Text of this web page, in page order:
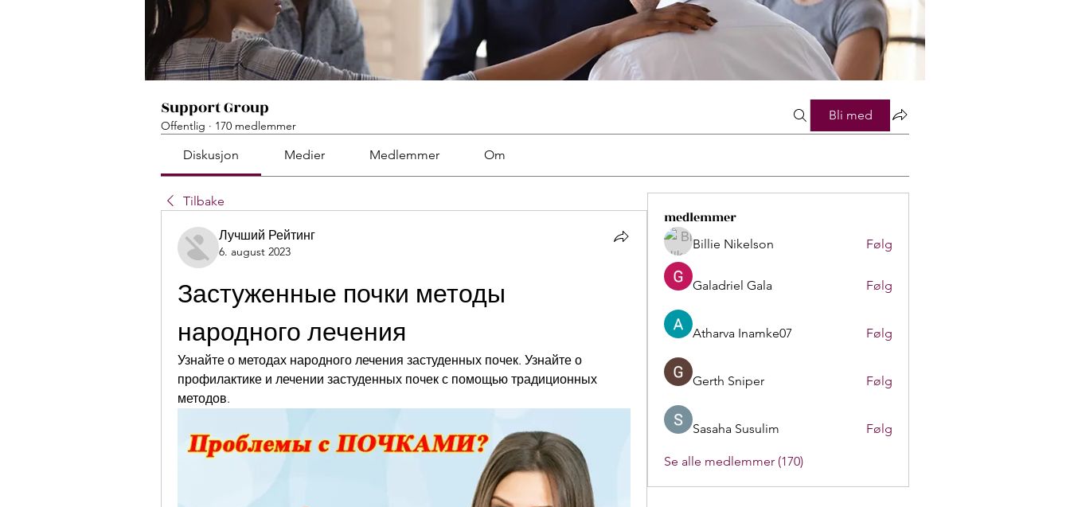
Support Group
Offentlig · 170 medlemmer
Bli med
Diskusjon Medier Medlemmer Om
Tilbake
Лучший Рейтинг
6. august 2023
Застуженные почки методы
народного лечения
Узнайте о методах народного лечения застуденных почек. Узнайте о
профилактике и лечении застуденных почек с помощью традиционных
методов.
medlemmer
Billie Nikelson Følg
Galadriel Gala Følg
Atharva Inamke07 Følg
Gerth Sniper Følg
Sasaha Susulim Følg
Se alle medlemmer (170)